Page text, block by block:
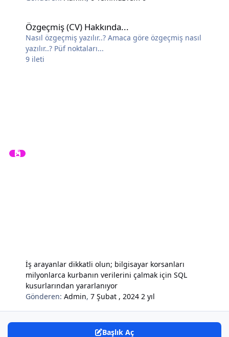
Özgeçmiş (CV) Hakkında...
Nasıl özgeçmiş yazılır..? Amaca göre özgeçmiş nasıl
yazılır..? Püf noktaları...
9 ileti
İş arayanlar dikkatli olun; bilgisayar korsanları
milyonlarca kurbanın verilerini çalmak için SQL
kusurlarından yararlanıyor
Gönderen:Admin,7 Şubat , 2024 2 yıl
Başlık Aç